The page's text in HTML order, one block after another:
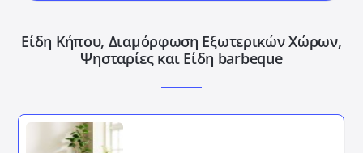
Είδη Κήπου, Διαμόρφωση Εξωτερικών Xώρων,
Ψησταρίες και Είδη barbeque